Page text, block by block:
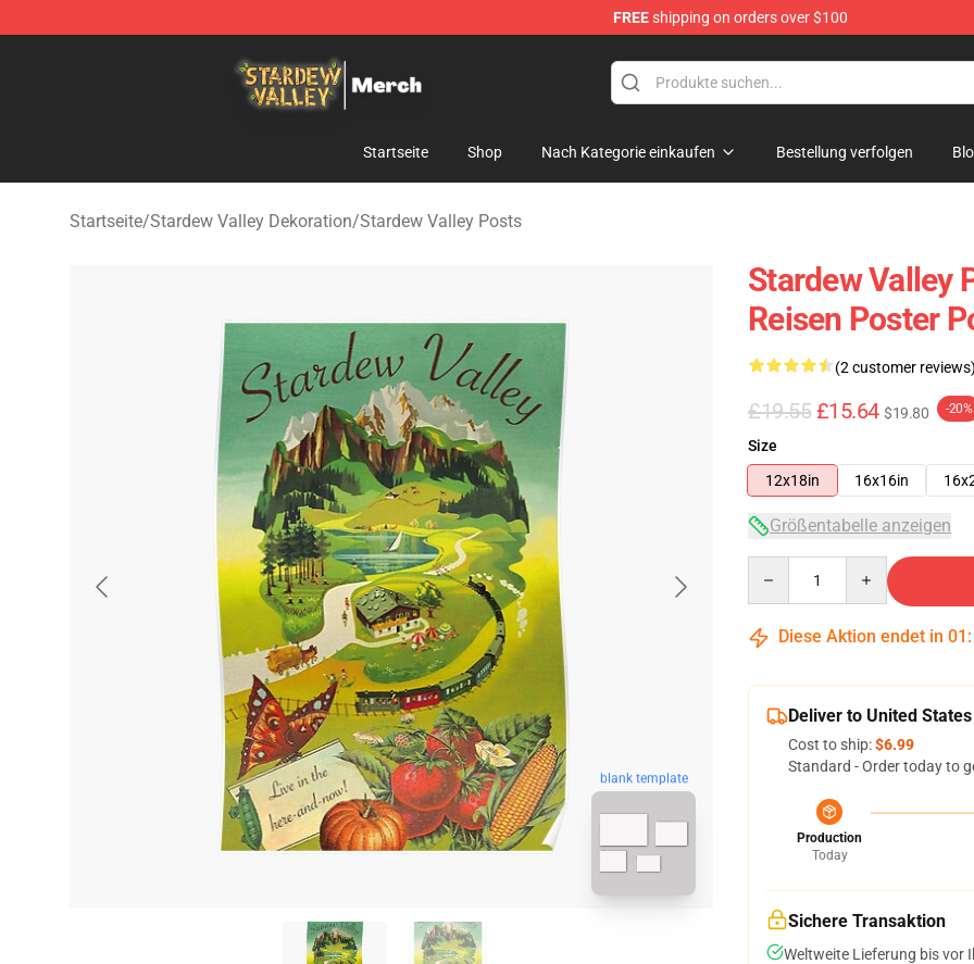
FREEshipping on orders over $100
Startseite Shop Nach Kategorie einkaufen Bestellung verfolgen
Startseite/Stardew Valley Dekoration/Stardew Valley Posts
blank template
Stardew Valley
Reisen Poster
(2 customer reviews)
£19.55 £15.64 $19.80 -20%
Size
12x18in
16x16in
Größentabelle anzeigen
Diese Aktion endet in 01 :
Deliver to United States
Cost to ship:$6.99
Standard - Order today to
Production
Today
Sichere Transaktion
Weltweite Lieferung bis vor